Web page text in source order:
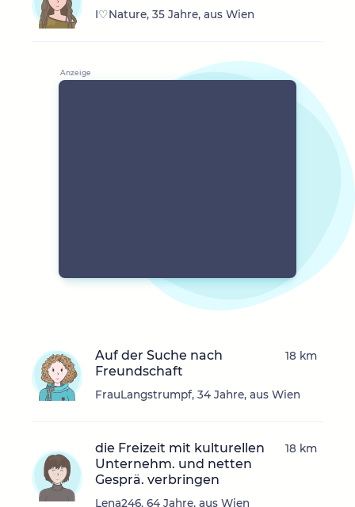
I♡Nature, 35 Jahre, aus Wien
Auf der Suche nach
Freundschaft
FrauLangstrumpf, 34 Jahre, aus Wien
18 km
die Freizeit mit kulturellen
Unternehm. und netten
Gesprä. verbringen
Lena246, 64 Jahre, aus Wien
18 km